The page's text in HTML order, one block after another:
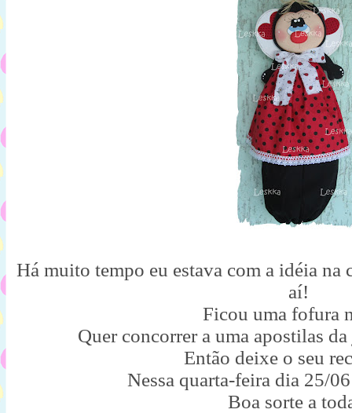
Há muito tempo eu estava com a idéia na
aí!
Ficou uma fofura
Quer concorrer a uma apostilas
Então deixe o seu
Nessa quarta-feira dia 25/
Boa sorte a